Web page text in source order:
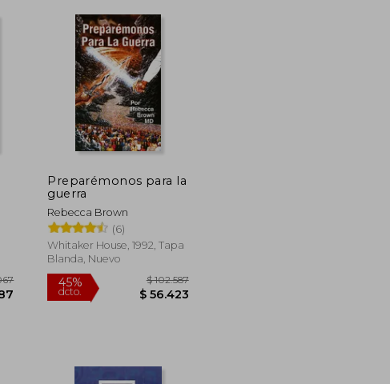
Preparémonos para la
guerra
Rebecca Brown
(6)
Whitaker House, 1992, Tapa
Blanda, Nuevo